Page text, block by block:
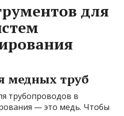
для
медных труб
трубопроводов в
— это медь. Чтобы